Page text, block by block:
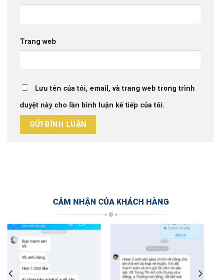
Trang web
Lưu tên của tôi, email, và trang web trong trình
duyệt này cho lần bình luận kế tiếp của tôi.
CẢM NHẬN CỦA KHÁCH HÀNG